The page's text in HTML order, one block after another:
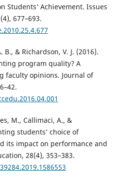
Students’ Achievement. Issues
677–693.
B., & Richardson, V. J. (2016).
program quality? A
faculty opinions. Journal of
M., Callimaci, A., &
students’ choice of
its impact on performance and
28(4), 353–383.